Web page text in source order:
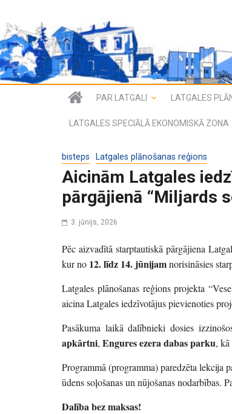
PAR LATGALI LATGALES
LATGALES SPECIĀLĀ EKONOMISKĀ ZONA
bisteps Latgales plānošanas reģions
Aicinām Latgales
pārgājienā “Miljards
3. jūnijs, 2026
Pēc aizvadītā starptautiskā pārgājiena
kur no 12. līdz 14. jūnijamnorisināsies
Latgales plānošanas reģions projekta
aicina Latgales iedzīvotājus pievienoties
Pasākuma laikā dalībnieki dosies
apkārtni, Engures ezera dabas parku, kā
Programmā (programma) paredzēta lekcija
ūdens soļošanas un nūjošanas nodarbības.
Dalība bez maksas!